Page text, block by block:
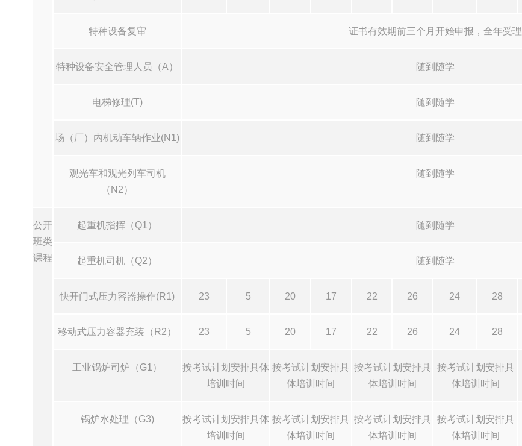
特种设备复审 证书有效期前三个月开始申报，全年受理
特种设备安全管理人员（A） 随到随学
电梯修理(T) 随到随学
场（厂）内机动车辆作业(N1) 随到随学
观光车和观光列车司机
（N2）
随到随学
公开
班类
课程
起重机指挥（Q1） 随到随学
起重机司机（Q2） 随到随学
快开门式压力容器操作(R1) 23 5 20 17 22 26 24 28
移动式压力容器充装（R2） 23 5 20 17 22 26 24 28
工业锅炉司炉（G1）
按考试计划安排具体
培训时间
按考试计划安排具
体培训时间
按考试计划安排具
体培训时间
按考试计划安排具
体培训时间
锅炉水处理（G3)
按考试计划安排具体
培训时间
按考试计划安排具
体培训时间
按考试计划安排具
体培训时间
按考试计划安排具
体培训时间